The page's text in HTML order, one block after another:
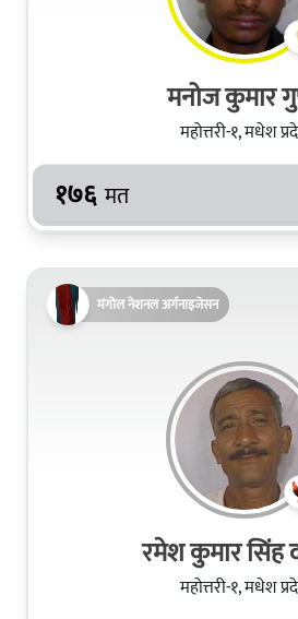
मनोज कुमार
महोत्तरी-१, मधेश
१७६ मत
मंगोल नेशनल अर्गनाइजेसन
रमेश कुमार सिंह
महोत्तरी-१, मधेश